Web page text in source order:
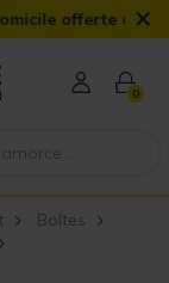
dès 90€ ×
0
Boîtes